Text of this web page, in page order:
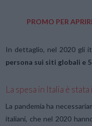
PROMO PER
In dettaglio, nel 2020 gli
persona sui siti globali e
La spesa in Italia è
La pandemia ha
italiani, che nel 2020